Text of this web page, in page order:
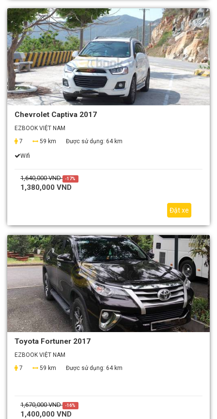
Chevrolet Captiva 2017
EZBOOK VIỆT NAM
7
59 km Được sử dụng: 64 km
Wifi
1,640,000 VND -17%
1,380,000 VND
Đặt xe
Toyota Fortuner 2017
EZBOOK VIỆT NAM
7
59 km Được sử dụng: 64 km
1,670,000 VND -16%
1,400,000 VND